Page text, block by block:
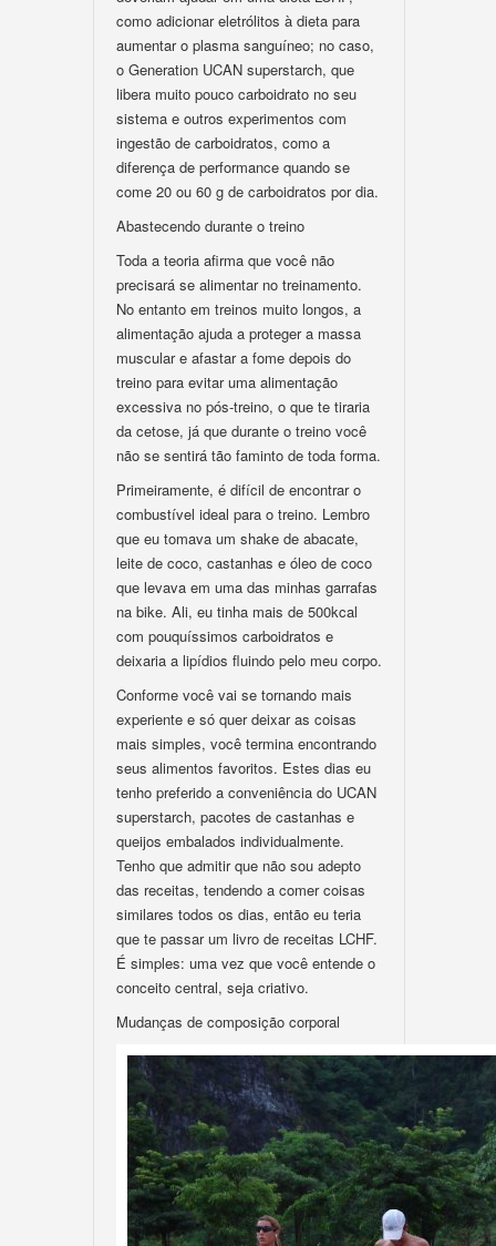
como adicionar eletrólitos à dieta para
aumentar o plasma sanguíneo; no caso,
o Generation UCAN superstarch, que
libera muito pouco carboidrato no seu
sistema e outros experimentos com
ingestão de carboidratos, como a
diferença de performance quando se
come 20 ou 60 g de carboidratos por dia.
Abastecendo durante o treino
Toda a teoria afirma que você não
precisará se alimentar no treinamento.
No entanto em treinos muito longos, a
alimentação ajuda a proteger a massa
muscular e afastar a fome depois do
treino para evitar uma alimentação
excessiva no pós-treino, o que te tiraria
da cetose, já que durante o treino você
não se sentirá tão faminto de toda forma.
Primeiramente, é difícil de encontrar o
combustível ideal para o treino. Lembro
que eu tomava um shake de abacate,
leite de coco, castanhas e óleo de coco
que levava em uma das minhas garrafas
na bike. Ali, eu tinha mais de 500kcal
com pouquíssimos carboidratos e
deixaria a lipídios fluindo pelo meu corpo.
Conforme você vai se tornando mais
experiente e só quer deixar as coisas
mais simples, você termina encontrando
seus alimentos favoritos. Estes dias eu
tenho preferido a conveniência do UCAN
superstarch, pacotes de castanhas e
queijos embalados individualmente.
Tenho que admitir que não sou adepto
das receitas, tendendo a comer coisas
similares todos os dias, então eu teria
que te passar um livro de receitas LCHF.
É simples: uma vez que você entende o
conceito central, seja criativo.
Mudanças de composição corporal